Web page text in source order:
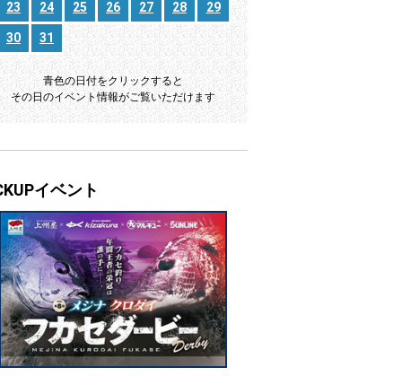
23 24 25 26 27 28 29
30 31
青色の日付をクリックすると
その日のイベント情報がご覧いただけます
イベント